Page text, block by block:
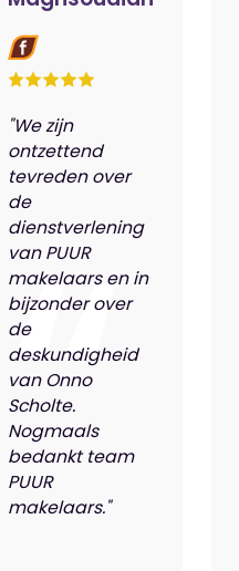
"We zijn
ontzettend
tevreden over
de
dienstverlening
van PUUR
makelaars en in
bijzonder over
de
deskundigheid
van Onno
Scholte.
Nogmaals
bedankt team
PUUR
makelaars."